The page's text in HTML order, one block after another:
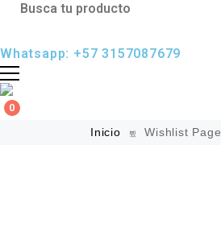
Whatsapp: +57 3157087679
0
Inicio Wishlist Page